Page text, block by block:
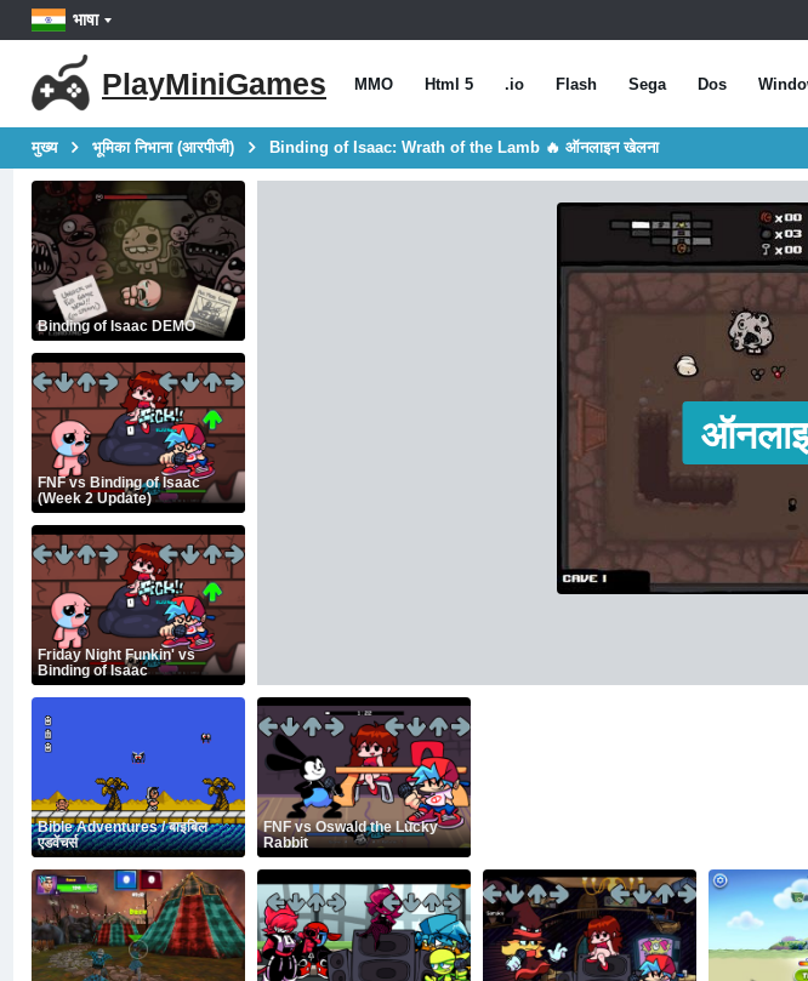
भाषा
PlayMiniGames MMO Html 5 .io Flash Sega Dos
मुख्य भूमिका निभाना (आरपीजी) Binding of Isaac: Wrath of the Lamb 🔥 ऑनलाइन खेलना
Binding of Isaac DEMO
FNF vs Binding of Isaac
(Week 2 Update)
Friday Night Funkin' vs
Binding of Isaac
Bible Adventures / बाइबिल
एडवेंचर्स
FNF vs Oswald the Lucky
Rabbit